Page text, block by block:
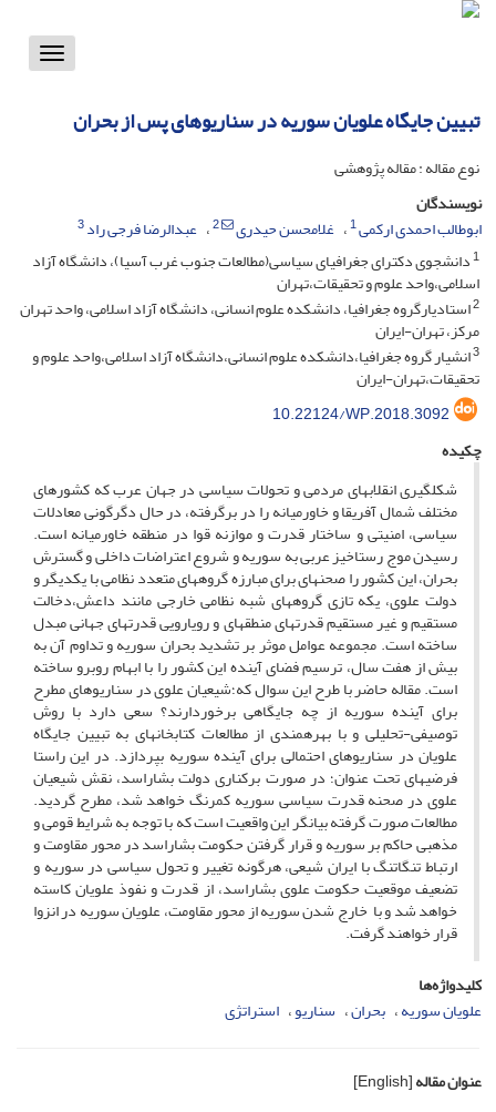
Toggle
تبیین جایگاه علویان سوریه در سناریوهای پس از بحران
نوع مقاله : مقاله پژوهشی
نویسندگان
ابوطالب احمدی ارکمی1 غلامحسن حیدری 2 عبدالرضا فرجی راد3
1دانشجوی دکترای جغرافیای سیاسی(مطالعات جنوب غرب آسیا)، دانشگاه آزاد
اسلامی،واحد علوم و تحقیقات،تهران
2استادیارگروه جغرافیا، دانشکده علوم انسانی، دانشگاه آزاد اسلامی، واحد تهران
مرکز، تهران-ایران
3انشیار گروه جغرافیا،دانشکده علوم انسانی،دانشگاه آزاد اسلامی،واحد علوم و
تحقیقات،تهران-ایران ‏
10.22124/WP.2018.3092
چکیده
شکل­گیری انقلاب­های مردمی و تحولات سیاسی در جهان عرب که کشورهای
مختلف شمال آفریقا و خاورمیانه را در بر­گرفته، در حال دگرگونی معادلات
سیاسی، امنیتی و ساختار قدرت و موازنه قوا در منطقه خاورمیانه است.
رسیدن موج رستاخیز عربی به سوریه و شروع اعتراضات داخلی و گسترش
بحران، این کشور را صحنه­ای برای مبارزه گروه­های متعدد نظامی با یکدیگر و
دولت علوی، یکه تازی گروه­های شبه نظامی خارجی مانند داعش،دخالت
مستقیم و غیر مستقیم قدرت­های منطقه­ای و رویارویی قدرت­های جهانی مبدل
ساخته است. مجموعه عوامل موثر بر تشدید بحران سوریه و تداوم آن به
بیش از هفت سال، ترسیم فضای آینده این کشور را با ابهام روبرو ساخته
است. مقاله حاضر با طرح این سوال که؛شیعیان علوی در سناریوهای مطرح
برای آینده سوریه از چه جایگاهی برخوردارند؟ سعی دارد با روش
توصیفی-تحلیلی و با بهره­مندی از مطالعات کتابخانه­ای به تبیین جایگاه
علویان در سناریوهای احتمالی برای آینده سوریه بپردازد. در این راستا
فرضیه­ای تحت عنوان؛ در صورت برکناری دولت بشاراسد، نقش شیعیان
علوی در صحنه قدرت سیاسی سوریه کمرنگ خواهد شد، مطرح گردید.
مطالعات صورت گرفته بیانگر این واقعیت است که با توجه به شرایط قومی و
مذهبی حاکم بر سوریه و قرار گرفتن حکومت بشاراسد در محور مقاومت و
ارتباط تنگاتنگ با ایران شیعی، هرگونه تغییر و تحول سیاسی در سوریه و
تضعیف موقعیت حکومت علوی بشاراسد، از قدرت و نفوذ علویان کاسته
خواهد شد و با خارج شدن سوریه از محور مقاومت، علویان سوریه در انزوا
قرار خواهند گرفت.
کلیدواژه‌ها
علویان سوریه بحران سناریو استراتژی ‏
عنوان مقاله[English]